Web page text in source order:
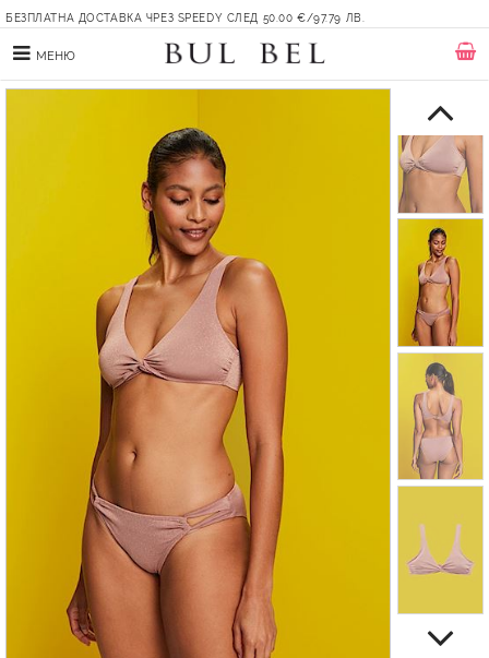
БЕЗПЛАТНА ДОСТАВКА ЧРЕЗ SPEEDY СЛЕД 50.00 €/97.79 ЛВ.
МЕНЮ